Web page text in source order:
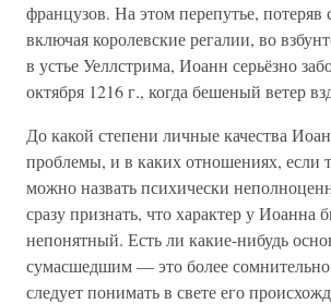
французов. На этом перепутье, потеряв
включая королевские регалии, во
в устье Уеллстрима, Иоанн серьёзно
октября 1216 г., когда бешеный ветер
До какой степени личные качества
проблемы, и в каких отношениях, если
можно назвать психически
сразу признать, что характер у
непонятный. Есть ли какие-нибудь
сумасшедшим — это более
следует понимать в свете его